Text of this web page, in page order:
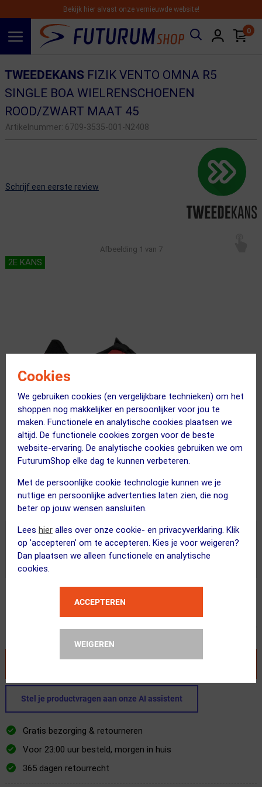
Cookies
We gebruiken cookies (en vergelijkbare technieken) om het
shoppen nog makkelijker en persoonlijker voor jou te
maken. Functionele en analytische cookies plaatsen we
altijd. De functionele cookies zorgen voor de beste
website-ervaring. De analytische cookies gebruiken we om
FuturumShop elke dag te kunnen verbeteren.
Met de persoonlijke cookie technologie kunnen we je
nuttige en persoonlijke advertenties laten zien, die nog
beter op jouw wensen aansluiten.
Lees hier alles over onze cookie- en privacyverklaring. Klik
op 'accepteren' om te accepteren. Kies je voor weigeren?
Dan plaatsen we alleen functionele en analytische
cookies.
ACCEPTEREN
WEIGEREN
Bekijk hier alvast onze vernieuwde website!
0
TWEEDEKANS FIZIK VENTO OMNA R5
SINGLE BOA WIELRENSCHOENEN
ROOD/ZWART MAAT 45
Artikelnummer: 6709-3535-001-N2408
Schrijf een eerste review
Afbeelding 1 van 7
2E KANS
Slechts 1 stuk op voorraad!
Voor 23:00 uur besteld, morgen GRATIS bezorgd!
Stel je productvragen aan onze AI assistent
Gratis bezorging & retourneren
Voor 23:00 uur besteld, morgen in huis
365 dagen retourrecht